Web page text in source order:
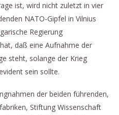
ist, wird nicht zuletzt in vier
NATO-Gipfel in Vilnius
Regierung
daß eine Aufnahme der
steht, solange der Krieg
sein sollte.
der beiden führenden,
Stiftung Wissenschaft